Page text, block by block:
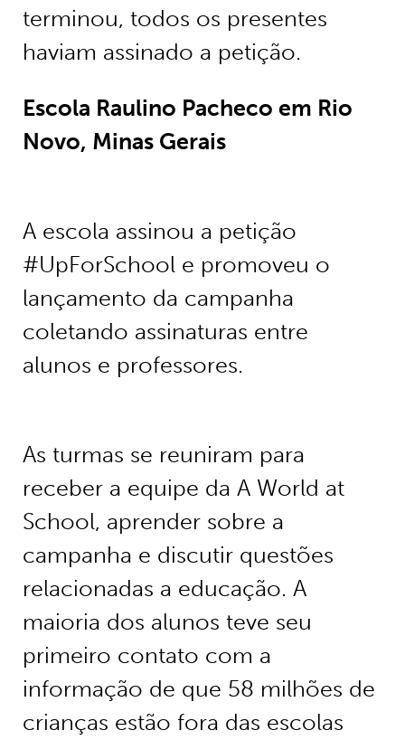
terminou, todos os presentes
haviam assinado a petição.
Escola Raulino Pacheco em Rio
Novo, Minas Gerais
A escola assinou a petição
#UpForSchool e promoveu o
lançamento da campanha
coletando assinaturas entre
alunos e professores.
As turmas se reuniram para
receber a equipe da A World at
School, aprender sobre a
campanha e discutir questões
relacionadas a educação. A
maioria dos alunos teve seu
primeiro contato com a
informação de que 58 milhões de
crianças estão fora das escolas